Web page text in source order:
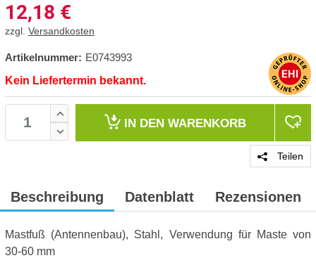
12,18 €
zzgl. Versandkosten
Artikelnummer: E0743993
Kein Liefertermin bekannt.
IN DEN WARENKORB
Teilen
Beschreibung Datenblatt Rezensionen
Mastfuß (Antennenbau), Stahl, Verwendung für Maste von
30-60 mm